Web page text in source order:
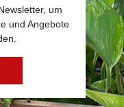
um
und Angebote